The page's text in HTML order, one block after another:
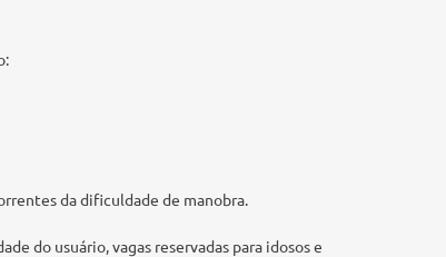
da dificuldade de manobra.
do usuário, vagas reservadas para idosos e